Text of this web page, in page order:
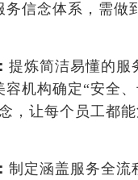
务信念体系，需做
提炼简洁易懂的服
容机构确定“安全
，让每个员工都
制定涵盖服务全流